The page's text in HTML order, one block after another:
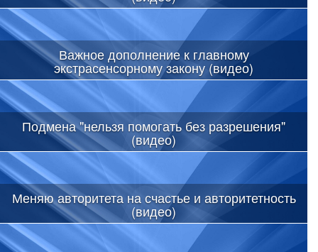
Важное дополнение к главному
экстрасенсорному закону (видео)
Подмена "нельзя помогать без разрешения"
(видео)
Меняю авторитета на счастье и авторитетность
(видео)